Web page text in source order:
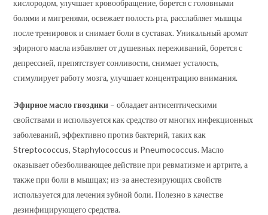
кислородом, улучшает кровообращение, борется с головными
болями и мигренями, освежает полость рта, расслабляет мышцы
после тренировок и снимает боли в суставах. Уникальный аромат
эфирного масла избавляет от душевных переживаний, борется с
депрессией, препятствует сонливости, снимает усталость,
стимулирует работу мозга, улучшает концентрацию внимания.
Эфирное масло гвоздики – обладает антисептическими
свойствами и используется как средство от многих инфекционных
заболеваний, эффективно против бактерий, таких как
Streptococcus, Staphylococcus и Pneumococcus. Масло
оказывает обезболивающее действие при ревматизме и артрите, а
также при боли в мышцах; из-за анестезирующих свойств
используется для лечения зубной боли. Полезно в качестве
дезинфицирующего средства.